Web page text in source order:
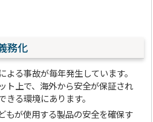
務化
る事故が毎年発生しています。
ト上で、海外から安全が保証され
る環境にあります。
もが使用する製品の安全を確保す